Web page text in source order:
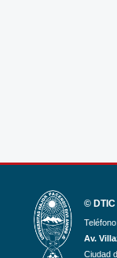
© DTIC
Av.
Ciudad